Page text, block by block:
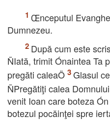
Œnceputul
Dumnezeu.
După cum este
ÑIată, trimit Ónaintea Ta
pregăti caleaÖ
Glasul
ÑPregătiţi calea
venit Ioan care boteza
botezul pocăinţei spre